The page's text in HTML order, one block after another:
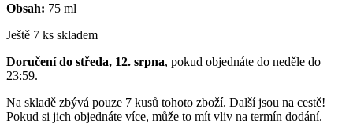
Obsah: 75 ml
Ještě 7 ks skladem
Doručení do středa, 12. srpna, pokud objednáte do neděle do
23:59.
Na skladě zbývá pouze 7 kusů tohoto zboží. Další jsou na cestě!
Pokud si jich objednáte více, může to mít vliv na termín dodání.